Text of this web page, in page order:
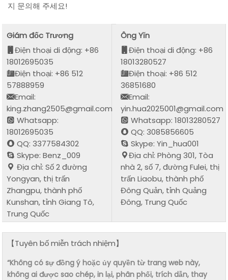
지 문의해 주세요!
Giám đốc Trương
Điện thoại di động: +86
18012695035
Điện thoại: +86 512
57888959
Email:
king.zhang2505@gmail.com
Whatsapp:
18012695035
QQ: 3377584302
Skype: Benz_009
Địa chỉ: Số 2 đường
Yongyan, thị trấn
Zhangpu, thành phố
Kunshan, tỉnh Giang Tô,
Trung Quốc
Ông Yǐn
Điện thoại di động: +86
18013280527
Điện thoại: +86 512
36851680
Email:
yin.hua2025001@gmail.com
Whatsapp: 18013280527
QQ: 3085856605
Skype: Yin_hua001
Địa chỉ: Phòng 301, Tòa
nhà 2, số 7, đường Fulei, thị
trấn Liaobu, thành phố
Đông Quản, tỉnh Quảng
Đông, Trung Quốc
【Tuyên bố miễn trách nhiệm】
“Không có sự đồng ý hoặc ủy quyền từ trang web này,
không ai được sao chép, in lại, phân phối, trích dẫn, thay